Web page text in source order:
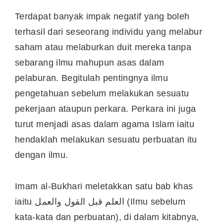
Terdapat banyak impak negatif yang boleh
terhasil dari seseorang individu yang melabur
saham atau melaburkan duit mereka tanpa
sebarang ilmu mahupun asas dalam
pelaburan. Begitulah pentingnya ilmu
pengetahuan sebelum melakukan sesuatu
pekerjaan ataupun perkara. Perkara ini juga
turut menjadi asas dalam agama Islam iaitu
hendaklah melakukan sesuatu perbuatan itu
dengan ilmu.
Imam al-Bukhari meletakkan satu bab khas
iaitu العلم قبل القول والعمل (Ilmu sebelum
kata-kata dan perbuatan), di dalam kitabnya,